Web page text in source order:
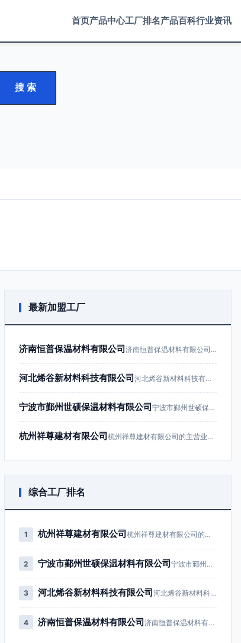
首页产品中心工厂排名产品百科行业资讯
搜 索
最新加盟工厂
济南恒普保温材料有限公司 济南恒普保温材料有限公司成立于201…
河北烯谷新材料科技有限公司 河北烯谷新材料科技有限公司成立于20…
宁波市鄞州世硕保温材料有限公司 宁波市鄞州世硕保温材料有限公司成立于…
杭州祥尊建材有限公司 杭州祥尊建材有限公司的主营业务为建筑…
综合工厂排名
1 杭州祥尊建材有限公司 杭州祥尊建材有限公司的主营业务为建筑…
2 宁波市鄞州世硕保温材料有限公司 宁波市鄞州世硕保温材料有限公司成立于…
3 河北烯谷新材料科技有限公司 河北烯谷新材料科技有限公司成立于20…
4 济南恒普保温材料有限公司 济南恒普保温材料有限公司成立于201…